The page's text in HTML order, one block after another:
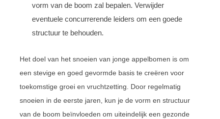
vorm van de boom zal bepalen. Verwijder
eventuele concurrerende leiders om een goede
structuur te behouden.
Het doel van het snoeien van jonge appelbomen is om
een stevige en goed gevormde basis te creëren voor
toekomstige groei en vruchtzetting. Door regelmatig
snoeien in de eerste jaren, kun je de vorm en structuur
van de boom beïnvloeden om uiteindelijk een gezonde